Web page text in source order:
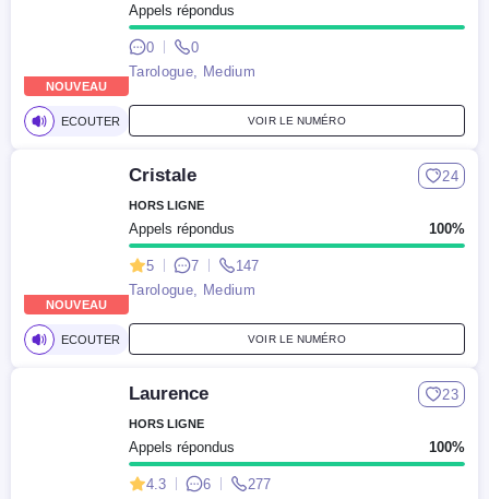
NOUVEAU
Appels répondus
0
0
Tarologue, Medium
ECOUTER VOIR LE NUMÉRO
NOUVEAU
Cristale 24
HORS LIGNE
Appels répondus 100%
5 7
147
Tarologue, Medium
ECOUTER VOIR LE NUMÉRO
Laurence 23
HORS LIGNE
Appels répondus 100%
4.3 6
277